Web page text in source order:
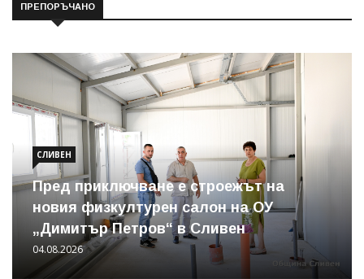
ПРЕПОРЪЧАНО
СЛИВЕН
Пред приключване е строежът на
новия физкултурен салон на ОУ
„Димитър Петров“ в Сливен
04.08.2026